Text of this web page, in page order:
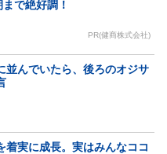
で絶好調！
PR(健商株式会社)
並んでいたら、後ろのオジサ
着実に成長。実はみんなココ